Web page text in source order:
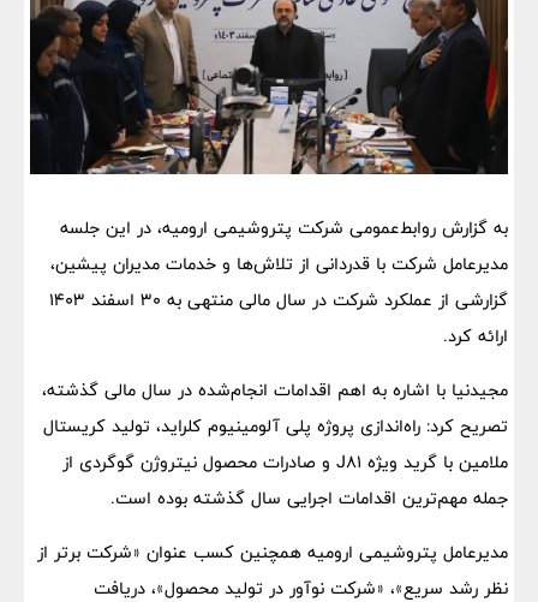
به گزارش روابط‌عمومی شرکت پتروشیمی ارومیه، در این جلسه
مدیرعامل شرکت با قدردانی از تلاش‌ها و خدمات مدیران پیشین،
گزارشی از عملکرد شرکت در سال مالی منتهی به ۳۰ اسفند ۱۴۰۳
ارائه کرد.
مجیدنیا با اشاره به اهم اقدامات انجام‌شده در سال مالی گذشته،
تصریح کرد: راه‌اندازی پروژه پلی آلومینیوم کلراید، تولید کریستال
ملامین با گرید ویژه J81 و صادرات محصول نیتروژن گوگردی از
جمله مهم‌ترین اقدامات اجرایی سال گذشته بوده است.
مدیرعامل پتروشیمی ارومیه همچنین کسب عنوان «شرکت برتر از
نظر رشد سریع»، «شرکت نوآور در تولید محصول»، دریافت